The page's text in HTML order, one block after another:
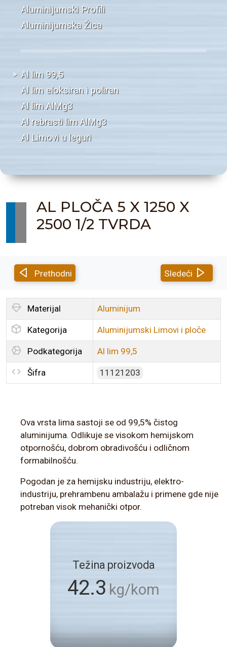
Aluminijumski Profili
Aluminijumska Žica
Al lim 99,5
Al lim eloksiran i poliran
Al lim AlMg3
Al rebrasti lim AlMg3
Al Limovi u leguri
AL PLOČA 5 X 1250 X
2500 1/2 TVRDA
Prethodni Sledeći
Materijal Aluminijum
Kategorija Aluminijumski Limovi i ploče
Podkategorija Al lim 99,5
Šifra 11121203
Ova vrsta lima sastoji se od 99,5% čistog
aluminijuma. Odlikuje se visokom hemijskom
otpornošću, dobrom obradivošću i odličnom
formabilnošću.
Pogodan je za hemijsku industriju, elektro-
industriju, prehrambenu ambalažu i primene gde nije
potreban visok mehanički otpor.
Težina proizvoda
42.3 kg/kom